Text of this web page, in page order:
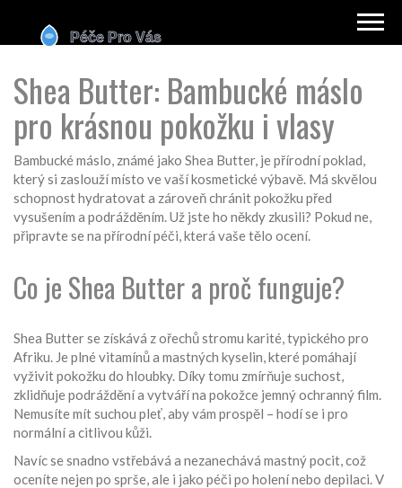
Shea Butter: Bambucké máslo
pro krásnou pokožku i vlasy
Bambucké máslo, známé jako Shea Butter, je přírodní poklad,
který si zaslouží místo ve vaší kosmetické výbavě. Má skvělou
schopnost hydratovat a zároveň chránit pokožku před
vysušením a podrážděním. Už jste ho někdy zkusili? Pokud ne,
připravte se na přírodní péči, která vaše tělo ocení.
Co je Shea Butter a proč funguje?
Shea Butter se získává z ořechů stromu karité, typického pro
Afriku. Je plné vitamínů a mastných kyselin, které pomáhají
vyživit pokožku do hloubky. Díky tomu zmírňuje suchost,
zklidňuje podráždění a vytváří na pokožce jemný ochranný film.
Nemusíte mít suchou pleť, aby vám prospěl – hodí se i pro
normální a citlivou kůži.
Navíc se snadno vstřebává a nezanechává mastný pocit, což
oceníte nejen po sprše, ale i jako péči po holení nebo depilaci. V